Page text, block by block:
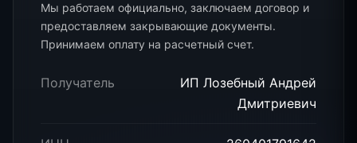
Мы работаем официально, заключаем договор и
предоставляем закрывающие документы.
Принимаем оплату на расчетный счет.
Получатель
ИП Лозебный Андрей
Дмитриевич